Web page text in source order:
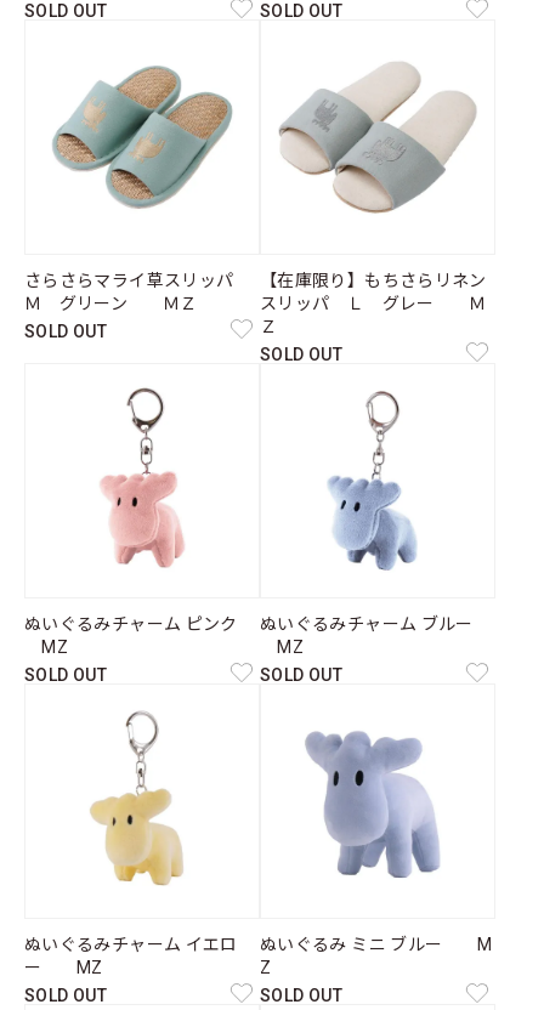
SOLD OUT
SOLD OUT
さらさらマライ草スリッパ
Ｍ グリーン ＭＺ
SOLD OUT
【在庫限り】もちさらリネン
スリッパ Ｌ グレー Ｍ
Ｚ
SOLD OUT
ぬいぐるみチャーム ピンク
MZ
SOLD OUT
ぬいぐるみチャーム ブルー
MZ
SOLD OUT
ぬいぐるみチャーム イエロ
ー MZ
SOLD OUT
ぬいぐるみ ミニ ブルー M
Z
SOLD OUT